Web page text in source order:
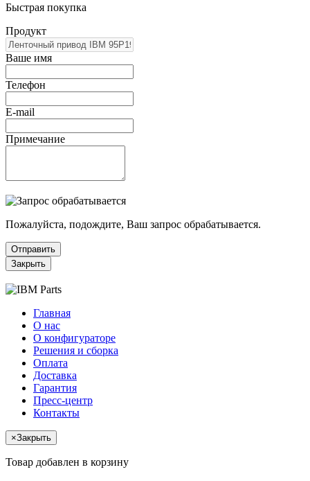
Быстрая покупка
Продукт
Ваше имя
Телефон
E-mail
Примечание
Пожалуйста, подождите, Ваш запрос обрабатывается.
Отправить
Закрыть
Главная
О нас
О конфигураторе
Решения и сборка
Оплата
Доставка
Гарантия
Пресс-центр
Контакты
×Закрыть
Товар добавлен в корзину